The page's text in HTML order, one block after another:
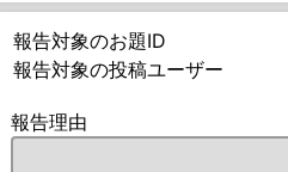
報告対象のお題ID
報告対象の投稿ユーザー
報告理由